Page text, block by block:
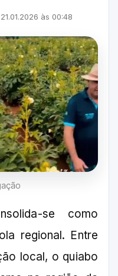
21.01.2026 às 00:48
se como
regional. Entre
local, o quiabo